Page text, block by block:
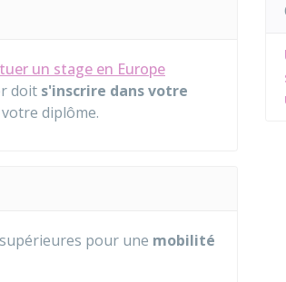
un stage en Europe
doit s'inscrire dans votre
diplôme.
pour une mobilité